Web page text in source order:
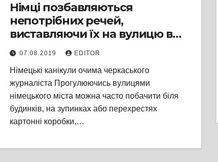
Німці позбавляються
непотрібних речей,
виставляючи їх на вулицю в
коробках з написом “Zu
verschenken” – тобто: “Віддаю”
07.08.2019 EDITOR
Німецькі канікули очима черкаського
журналіста Прогулюючись вулицями
німецького міста можна часто побачити біля
будинків, на зупинках або перехрестях
картонні коробки,…